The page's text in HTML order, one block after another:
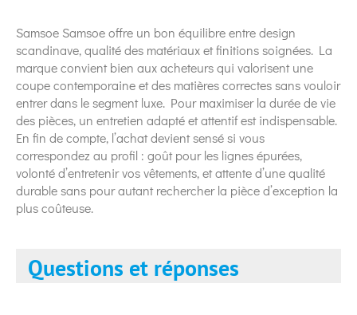
Samsoe Samsoe offre un bon équilibre entre design
scandinave, qualité des matériaux et finitions soignées. La
marque convient bien aux acheteurs qui valorisent une
coupe contemporaine et des matières correctes sans vouloir
entrer dans le segment luxe. Pour maximiser la durée de vie
des pièces, un entretien adapté et attentif est indispensable.
En fin de compte, l’achat devient sensé si vous
correspondez au profil : goût pour les lignes épurées,
volonté d’entretenir vos vêtements, et attente d’une qualité
durable sans pour autant rechercher la pièce d’exception la
plus coûteuse.
Questions et réponses